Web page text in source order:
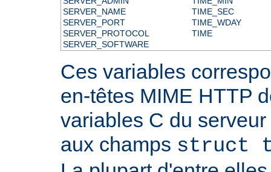
SERVER_NAME
SERVER_PORT
SERVER_PROTOCOL
SERVER_SOFTWARE
TIME_SEC
TIME_WDAY
TIME
Ces variables
en-têtes MIME HTTP
variables C du
aux champs struct